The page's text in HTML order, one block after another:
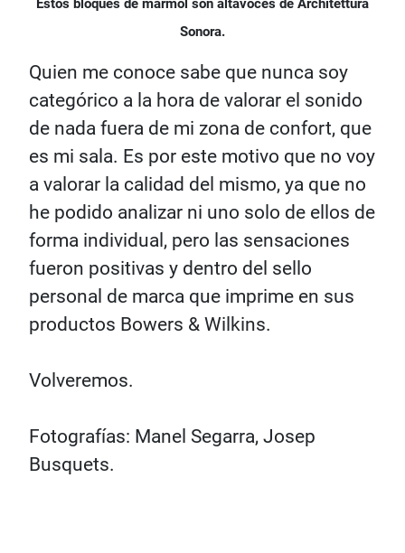
Estos bloques de mármol son altavoces de Architettura
Sonora.
Quien me conoce sabe que nunca soy
categórico a la hora de valorar el sonido
de nada fuera de mi zona de confort, que
es mi sala. Es por este motivo que no voy
a valorar la calidad del mismo, ya que no
he podido analizar ni uno solo de ellos de
forma individual, pero las sensaciones
fueron positivas y dentro del sello
personal de marca que imprime en sus
productos Bowers & Wilkins.
Volveremos.
Fotografías: Manel Segarra, Josep
Busquets.